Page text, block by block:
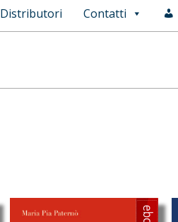
Distributori Contatti